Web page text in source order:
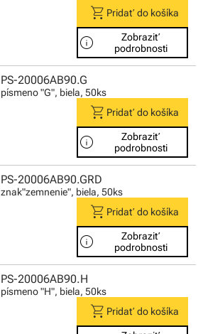
shopping_cart Pridať do košíka
info
Zobraziť
podrobnosti
PS-20006AB90.G
písmeno "G", biela, 50ks
shopping_cart Pridať do košíka
info
Zobraziť
podrobnosti
PS-20006AB90.GRD
znak"zemnenie", biela, 50ks
shopping_cart Pridať do košíka
info
Zobraziť
podrobnosti
PS-20006AB90.H
písmeno "H", biela, 50ks
shopping_cart Pridať do košíka